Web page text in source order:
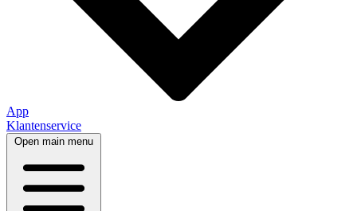
App
Klantenservice
Open main menu